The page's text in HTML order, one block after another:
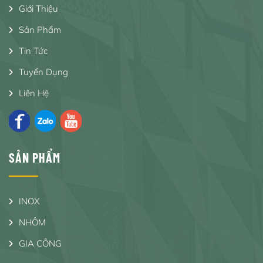
Giới Thiệu
Sản Phẩm
Tin Tức
Tuyển Dụng
Liên Hệ
SẢN PHẨM
INOX
NHÔM
GIA CÔNG